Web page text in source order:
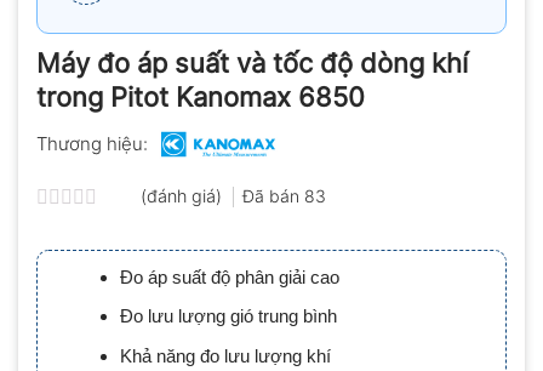
Máy đo áp suất và tốc độ dòng khí
trong Pitot Kanomax 6850
Thương hiệu:
xếp
hạng
0.0
5
sao
(đánh giá) Đã bán 83
Đo áp suất độ phân giải cao
Đo lưu lượng gió trung bình
Khả năng đo lưu lượng khí